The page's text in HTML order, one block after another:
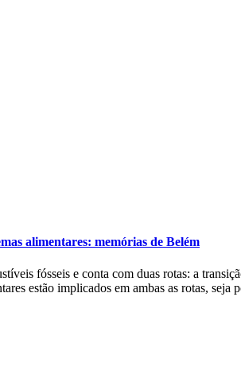
alimentares: memórias de Belém
fósseis e conta com duas rotas: a
estão implicados em ambas as rotas,